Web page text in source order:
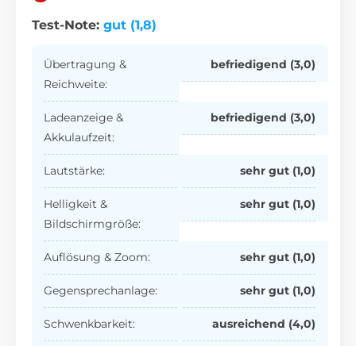
Test-Note: gut (1,8)
Übertragung &
Reichweite:
befriedigend (3,0)
Ladeanzeige &
Akkulaufzeit:
befriedigend (3,0)
Lautstärke: sehr gut (1,0)
Helligkeit &
Bildschirmgröße:
sehr gut (1,0)
Auflösung & Zoom: sehr gut (1,0)
Gegensprechanlage: sehr gut (1,0)
Schwenkbarkeit: ausreichend (4,0)